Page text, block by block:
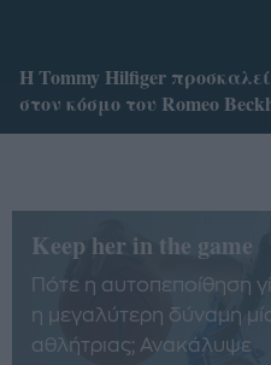
Η Tommy Hilfiger
στον κόσμο του Romeo
Keep her in the game
Πότε η αυτοπεποίθηση
η μεγαλύτερη δύναμη
αθλήτριας; Ανακάλυψε